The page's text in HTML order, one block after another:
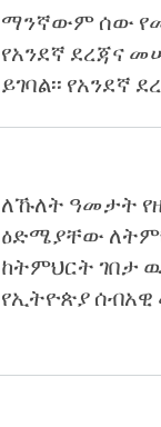
ማንኛውም ሰው
የአንደኛ ደረጃና
ይገባል፡፡
ለኹለት ዓመታት
ዕድሜያቸው
ከትምህርት ገበታ
የኢትዮጵያ